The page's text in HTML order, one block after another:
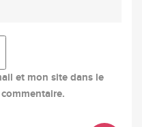
et mon site dans le